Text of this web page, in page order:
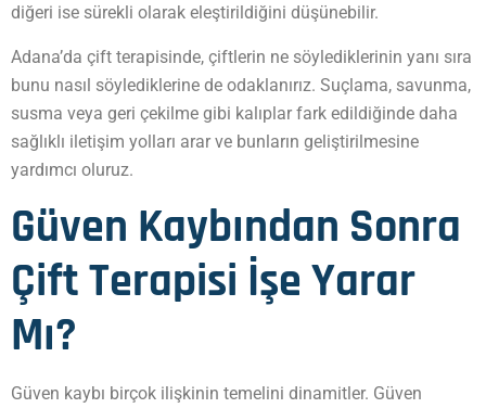
diğeri ise sürekli olarak eleştirildiğini düşünebilir.
Adana’da çift terapisinde, çiftlerin ne söylediklerinin yanı sıra
bunu nasıl söylediklerine de odaklanırız. Suçlama, savunma,
susma veya geri çekilme gibi kalıplar fark edildiğinde daha
sağlıklı iletişim yolları arar ve bunların geliştirilmesine
yardımcı oluruz.
Güven Kaybından Sonra
Çift Terapisi İşe Yarar
Mı?
Güven kaybı birçok ilişkinin temelini dinamitler. Güven